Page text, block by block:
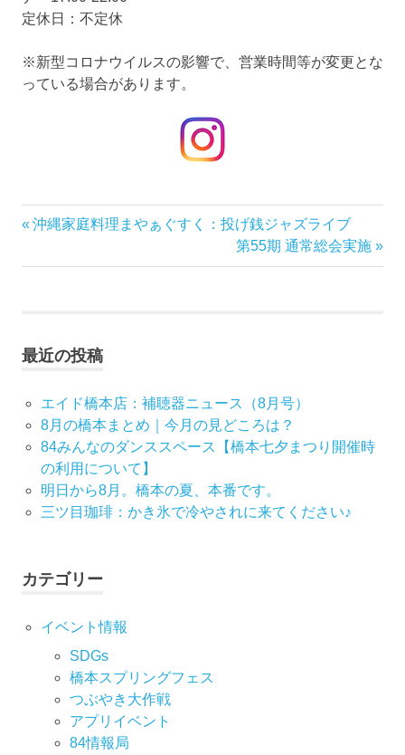
定休日：不定休
※新型コロナウイルスの影響で、営業時間等が変更とな
っている場合があります。
投
稿
ビ
ー
シ
ョ
前
記
沖縄家庭料理まやぁぐすく：投げ銭ジャズライブ
次
の
第55期 通常総会実施
最近の投稿
エイド橋本店：補聴器ニュース（8月号）
8月の橋本まとめ｜今月の見どころは？
84みんなのダンススペース【橋本七夕まつり開催時
の利用について】
明日から8月。橋本の夏、本番です。
三ツ目珈琲：かき氷で冷やされに来てください♪
カテゴリー
イベント情報
SDGs
橋本スプリングフェス
つぶやき大作戦
アプリイベント
84情報局